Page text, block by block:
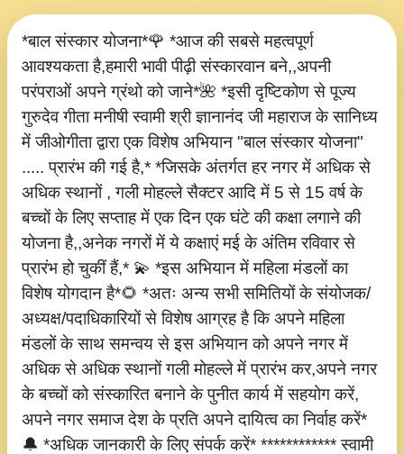
*बाल संस्कार योजना*🌹 *आज की सबसे महत्वपूर्ण
आवश्यकता है,हमारी भावी पीढ़ी संस्कारवान बने,,अपनी
परंपराओं अपने ग्रंथो को जाने*🌺 *इसी दृष्टिकोण से पूज्य
गुरुदेव गीता मनीषी स्वामी श्री ज्ञानानंद जी महाराज के सानिध्य
में जीओगीता द्वारा एक विशेष अभियान "बाल संस्कार योजना"
..... प्रारंभ की गई है,* *जिसके अंतर्गत हर नगर में अधिक से
अधिक स्थानों , गली मोहल्ले सैक्टर आदि में 5 से 15 वर्ष के
बच्चों के लिए सप्ताह में एक दिन एक घंटे की कक्षा लगाने की
योजना है,,अनेक नगरों में ये कक्षाएं मई के अंतिम रविवार से
प्रारंभ हो चुकीं हैं,* 💫 *इस अभियान में महिला मंडलों का
विशेष योगदान है*🌻 *अतः अन्य सभी समितियों के संयोजक/
अध्यक्ष/पदाधिकारियों से विशेष आग्रह है कि अपने महिला
मंडलों के साथ समन्वय से इस अभियान को अपने नगर में
अधिक से अधिक स्थानों गली मोहल्ले में प्रारंभ कर,अपने नगर
के बच्चों को संस्कारित बनाने के पुनीत कार्य में सहयोग करें,
अपने नगर समाज देश के प्रति अपने दायित्व का निर्वाह करें*
🔔 *अधिक जानकारी के लिए संपर्क करें* ************ स्वामी